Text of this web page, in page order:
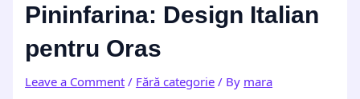
Pininfarina: Design Italian
pentru Oras
Leave a Comment / Fără categorie / By mara